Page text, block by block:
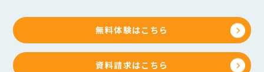
無料体験はこちら
資料請求はこちら